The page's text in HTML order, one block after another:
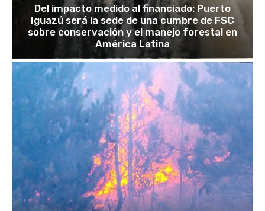
Del impacto medido al financiado: Puerto
Iguazú será la sede de una cumbre de FSC
sobre conservación y el manejo forestal en
América Latina